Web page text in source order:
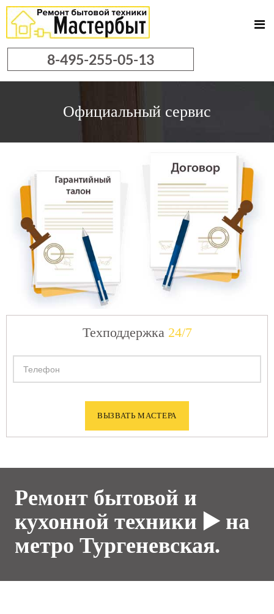
8-495-255-05-13
Официальный сервис
Техподдержка 24/7
Ремонт бытовой и
кухонной техники ▶️ на
метро Тургеневская.